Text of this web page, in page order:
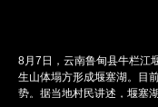
8月7日，云南鲁甸县牛栏江
生山体塌方形成堰塞湖。目
势。据当地村民讲述，堰塞